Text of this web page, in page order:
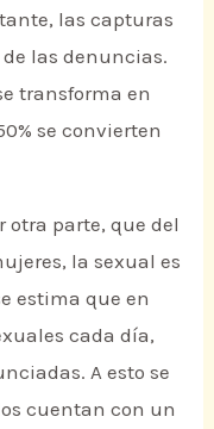
las capturas
de las denuncias.
transforma en
se convierten
otra parte, que del
la sexual es
estima que en
cada día,
A esto se
cuentan con un